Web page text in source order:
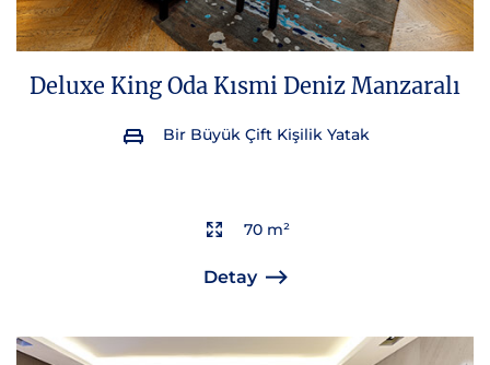
Deluxe King Oda Kısmi Deniz Manzaralı
Bir Büyük Çift Kişilik Yatak
70 m²
Detay